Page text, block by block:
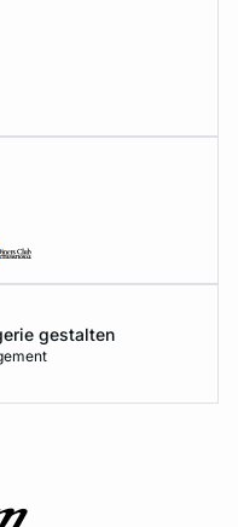
gestalten